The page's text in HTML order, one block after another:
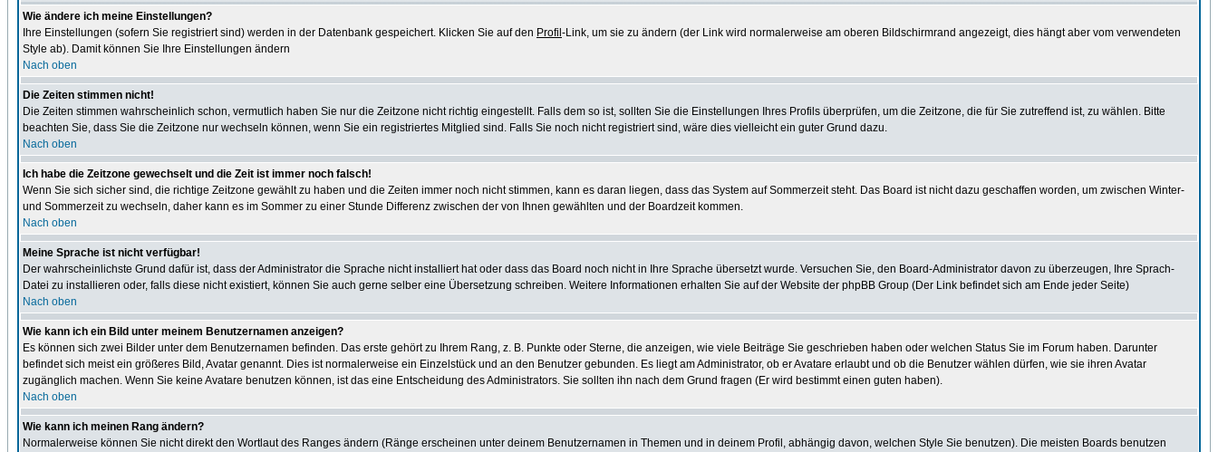
Wie ändere ich meine Einstellungen?
Ihre Einstellungen (sofern Sie registriert sind) werden in der Datenbank gespeichert. Klicken Sie auf den Profil -Link, um sie zu ändern (der Link wird normalerweise am oberen Bildschirmrand angezeigt, dies hängt aber vom verwendeten
Style ab). Damit können Sie Ihre Einstellungen ändern
Nach oben
Die Zeiten stimmen nicht!
Die Zeiten stimmen wahrscheinlich schon, vermutlich haben Sie nur die Zeitzone nicht richtig eingestellt. Falls dem so ist, sollten Sie die Einstellungen Ihres Profils überprüfen, um die Zeitzone, die für Sie zutreffend ist, zu wählen. Bitte
beachten Sie, dass Sie die Zeitzone nur wechseln können, wenn Sie ein registriertes Mitglied sind. Falls Sie noch nicht registriert sind, wäre dies vielleicht ein guter Grund dazu.
Nach oben
Ich habe die Zeitzone gewechselt und die Zeit ist immer noch falsch!
Wenn Sie sich sicher sind, die richtige Zeitzone gewählt zu haben und die Zeiten immer noch nicht stimmen, kann es daran liegen, dass das System auf Sommerzeit steht. Das Board ist nicht dazu geschaffen worden, um zwischen Winter-
und Sommerzeit zu wechseln, daher kann es im Sommer zu einer Stunde Differenz zwischen der von Ihnen gewählten und der Boardzeit kommen.
Nach oben
Meine Sprache ist nicht verfügbar!
Der wahrscheinlichste Grund dafür ist, dass der Administrator die Sprache nicht installiert hat oder dass das Board noch nicht in Ihre Sprache übersetzt wurde. Versuchen Sie, den Board-Administrator davon zu überzeugen, Ihre Sprach-
Datei zu installieren oder, falls diese nicht existiert, können Sie auch gerne selber eine Übersetzung schreiben. Weitere Informationen erhalten Sie auf der Website der phpBB Group (Der Link befindet sich am Ende jeder Seite)
Nach oben
Wie kann ich ein Bild unter meinem Benutzernamen anzeigen?
Es können sich zwei Bilder unter dem Benutzernamen befinden. Das erste gehört zu Ihrem Rang, z. B. Punkte oder Sterne, die anzeigen, wie viele Beiträge Sie geschrieben haben oder welchen Status Sie im Forum haben. Darunter
befindet sich meist ein größeres Bild, Avatar genannt. Dies ist normalerweise ein Einzelstück und an den Benutzer gebunden. Es liegt am Administrator, ob er Avatare erlaubt und ob die Benutzer wählen dürfen, wie sie ihren Avatar
zugänglich machen. Wenn Sie keine Avatare benutzen können, ist das eine Entscheidung des Administrators. Sie sollten ihn nach dem Grund fragen (Er wird bestimmt einen guten haben).
Nach oben
Wie kann ich meinen Rang ändern?
Normalerweise können Sie nicht direkt den Wortlaut des Ranges ändern (Ränge erscheinen unter deinem Benutzernamen in Themen und in deinem Profil, abhängig davon, welchen Style Sie benutzen). Die meisten Boards benutzen